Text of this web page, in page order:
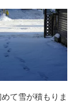
て雪が積もりま